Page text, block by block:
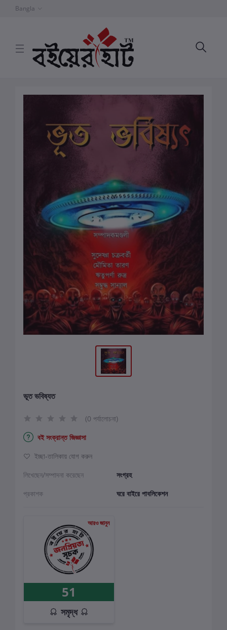
Bangla
ভূত ভবিষ্যত
(0 পর্যালোচনা)
বই সংক্রান্ত জিজ্ঞাসা
ইচ্ছা-তালিকায় যোগ করুন
লিখেছেন/সম্পাদনা করেছেন
সংগ্রহ
প্রকাশক
ঘরে বাইরে পাবলিকেশন
আরও জানুন
51
সমৃদ্ধ